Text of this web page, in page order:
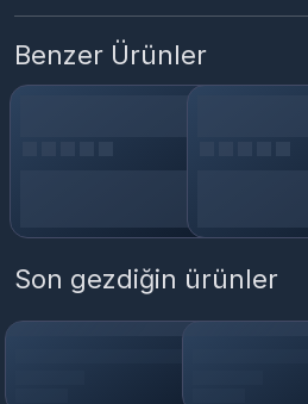
Benzer Ürünler
Son gezdiğin ürünler